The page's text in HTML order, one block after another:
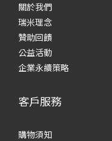
關於我們
瑞米理念
贊助回饋
公益活動
企業永續策略
客戶服務
購物須知